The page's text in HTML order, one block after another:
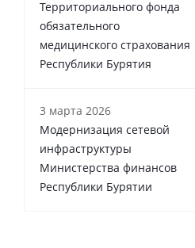
Территориального фонда
обязательного
медицинского страхования
Республики Бурятия
3 марта 2026
Модернизация сетевой
инфраструктуры
Министерства финансов
Республики Бурятии